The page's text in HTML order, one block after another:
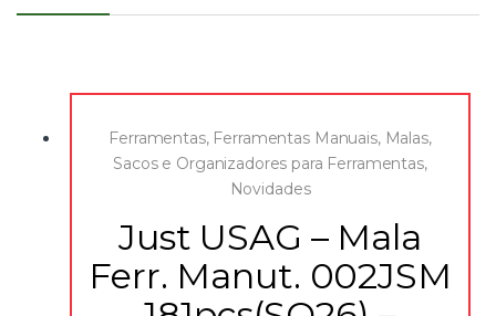
Ferramentas, Ferramentas Manuais, Malas,
Sacos e Organizadores para Ferramentas,
Novidades
Just USAG – Mala
Ferr. Manut. 002JSM